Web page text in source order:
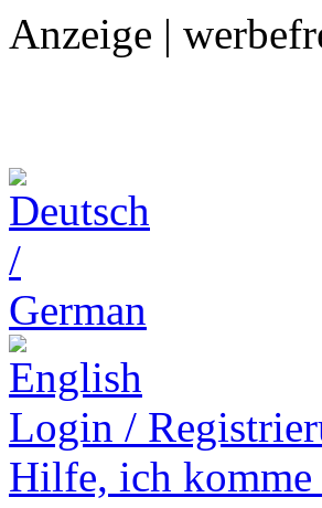
Anzeige |
Login /
Hilfe, ich